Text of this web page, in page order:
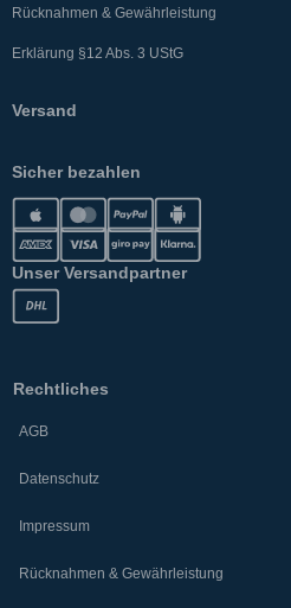
Rücknahmen & Gewährleistung
Erklärung §12 Abs. 3 UStG
Versand
Sicher bezahlen
Unser Versandpartner
Rechtliches
AGB
Datenschutz
Impressum
Rücknahmen & Gewährleistung